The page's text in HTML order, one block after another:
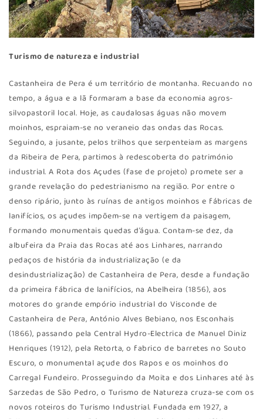
Turismo de natureza e industrial
Castanheira de Pera é um território de montanha. Recuando no
tempo, a água e a lã formaram a base da economia agros-
silvopastoril local. Hoje, as caudalosas águas não movem
moinhos, espraiam-se no veraneio das ondas das Rocas.
Seguindo, a jusante, pelos trilhos que serpenteiam as margens
da Ribeira de Pera, partimos à redescoberta do património
industrial. A Rota dos Açudes (fase de projeto) promete ser a
grande revelação do pedestrianismo na região. Por entre o
denso ripário, junto às ruínas de antigos moinhos e fábricas de
lanifícios, os açudes impõem-se na vertigem da paisagem,
formando monumentais quedas d’água. Contam-se dez, da
albufeira da Praia das Rocas até aos Linhares, narrando
pedaços de história da industrialização (e da
desindustrialização) de Castanheira de Pera, desde a fundação
da primeira fábrica de lanifícios, na Abelheira (1856), aos
motores do grande empório industrial do Visconde de
Castanheira de Pera, António Alves Bebiano, nos Esconhais
(1866), passando pela Central Hydro-Electrica de Manuel Diniz
Henriques (1912), pela Retorta, o fabrico de barretes no Souto
Escuro, o monumental açude dos Rapos e os moinhos do
Carregal Fundeiro. Prosseguindo da Moita e dos Linhares até às
Sarzedas de São Pedro, o Turismo de Natureza cruza-se com os
novos roteiros do Turismo Industrial. Fundada em 1927, a